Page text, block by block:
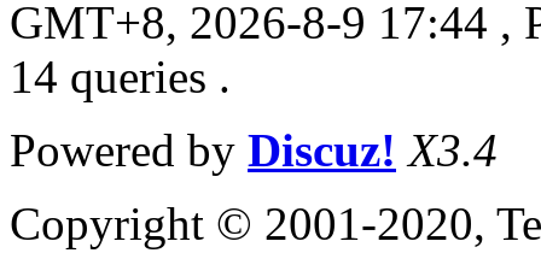
GMT+8, 2026-8-9 17:44 ,
14 queries .
Powered by Discuz! X3.4
Copyright © 2001-2020,